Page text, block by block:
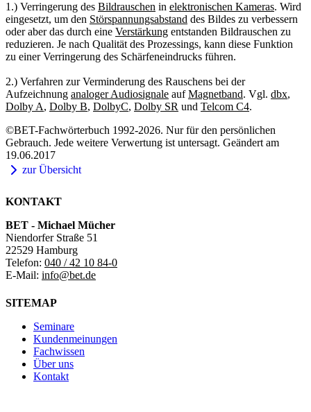
1.) Verringerung des Bildrauschen in elektronischen Kameras. Wird
eingesetzt, um den Störspannungsabstand des Bildes zu verbessern
oder aber das durch eine Verstärkung entstanden Bildrauschen zu
reduzieren. Je nach Qualität des Prozessings, kann diese Funktion
zu einer Verringerung des Schärfeneindrucks führen.
2.) Verfahren zur Verminderung des Rauschens bei der
Aufzeichnung analoger Audiosignale aufMagnetband. Vgl. dbx,
Dolby A, Dolby B, DolbyC, Dolby SR und Telcom C4.
©BET-Fachwörterbuch 1992-2026. Nur für den persönlichen
Gebrauch. Jede weitere Verwertung ist untersagt. Geändert am
19.06.2017
zur Übersicht
KONTAKT
BET - Michael Mücher
Niendorfer Straße 51
22529 Hamburg
Telefon: 040 / 42 10 84-0
E-Mail: info@bet.de
SITEMAP
Seminare
Kundenmeinungen
Fachwissen
Über uns
Kontakt